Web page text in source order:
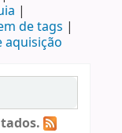
de tags
aquisição